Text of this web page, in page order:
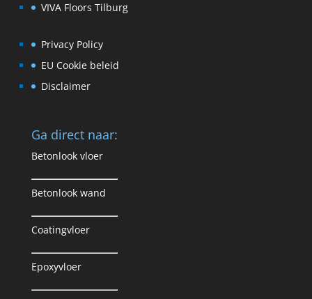
VIVA Floors Tilburg
Privacy Policy
EU Cookie beleid
Disclaimer
Ga direct naar:
Betonlook vloer
Betonlook wand
Coatingvloer
Epoxyvloer